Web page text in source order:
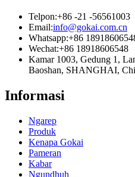
Telpon:+86 -21 -56561003
Email:info@gokai.com.cn
Whatsapp:+86
Wechat:+86 18918606548
Kamar 1003, Gedung 1,
Baoshan, SHANGHAI,
Informasi
Ngarep
Produk
Kenapa Gokai
Pameran
Kabar
Ngundhuh